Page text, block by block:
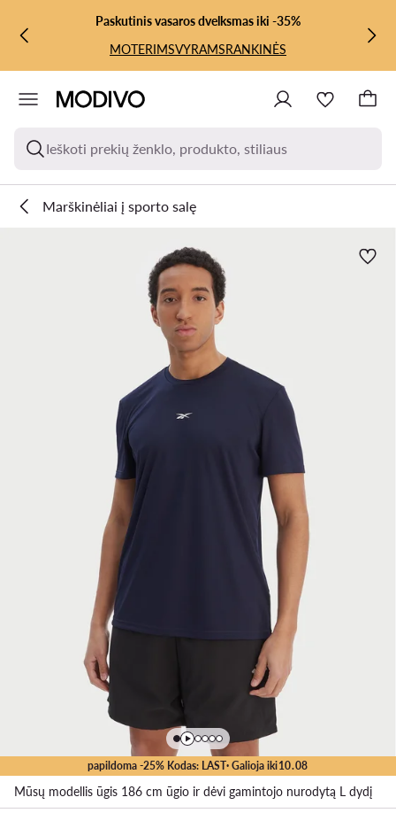
PEREITI PRIE PAGRINDINIO TURINIO
PEREITI Į PAIEŠKĄPaskutinis vasaros dvelksmas iki -35%
MOTERIMSVYRAMSRANKINĖS
Ieškoti prekių ženklo, produkto, stiliaus
Marškinėliai į sporto salę
papildoma -25% Kodas: LAST· Galioja iki10.08
Mūsų modellis ūgis 186 cm ūgio ir dėvi gamintojo nurodytą L dydį